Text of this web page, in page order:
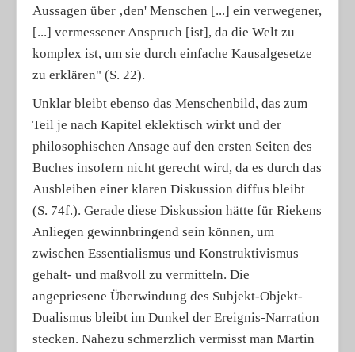
Aussagen über ‚den' Menschen [...] ein verwegener,
[...] vermessener Anspruch [ist], da die Welt zu
komplex ist, um sie durch einfache Kausalgesetze
zu erklären" (S. 22).
Unklar bleibt ebenso das Menschenbild, das zum
Teil je nach Kapitel eklektisch wirkt und der
philosophischen Ansage auf den ersten Seiten des
Buches insofern nicht gerecht wird, da es durch das
Ausbleiben einer klaren Diskussion diffus bleibt
(S. 74f.). Gerade diese Diskussion hätte für Riekens
Anliegen gewinnbringend sein können, um
zwischen Essentialismus und Konstruktivismus
gehalt- und maßvoll zu vermitteln. Die
angepriesene Überwindung des Subjekt-Objekt-
Dualismus bleibt im Dunkel der Ereignis-Narration
stecken. Nahezu schmerzlich vermisst man Martin